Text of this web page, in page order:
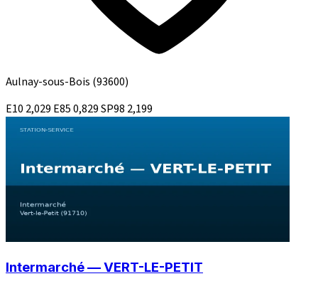
Aulnay-sous-Bois (93600)
E10 2,029 E850,829SP98 2,199
Intermarché — VERT-LE-PETIT